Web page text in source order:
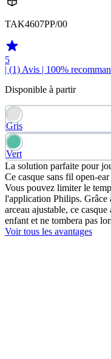
TAK4607PP/00
5
| (1) Avis | 100%
Disponible à partir
Gris
Vert
La solution parfaite pour
Ce casque sans fil open-
Vous pouvez limiter le
l'application Philips. Grâce
arceau ajustable, ce
enfant et ne tombera pas
Voir tous les avantages